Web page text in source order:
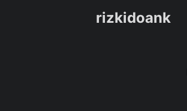
rizkidoank